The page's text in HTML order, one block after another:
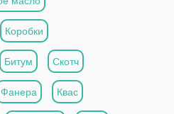
Коробки
Битум Скотч
Фанера Квас